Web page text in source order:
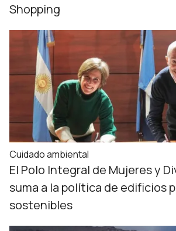
Shopping
Cuidado ambiental
El Polo Integral de Mujeres y
suma a la política de edificios
sostenibles